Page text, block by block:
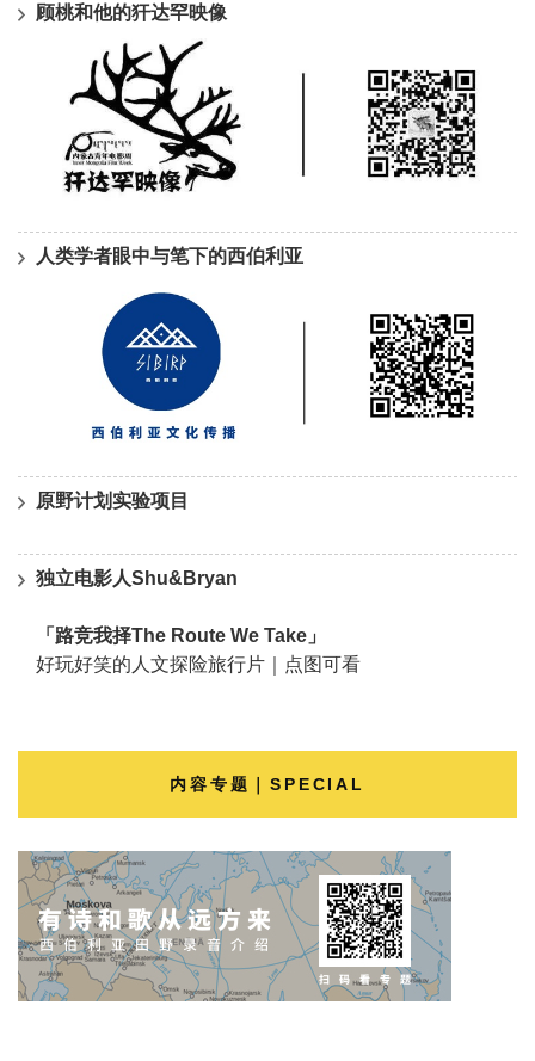
顾桃和他的犴达罕映像
人类学者眼中与笔下的西伯利亚
原野计划实验项目
独立电影人Shu&Bryan
「路竞我择The Route We Take」
好玩好笑的人文探险旅行片｜点图可看
内容专题｜SPECIAL